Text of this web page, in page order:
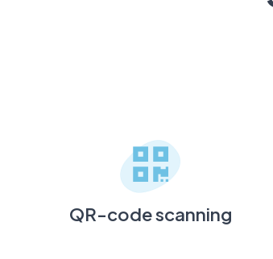
QR-code scanning